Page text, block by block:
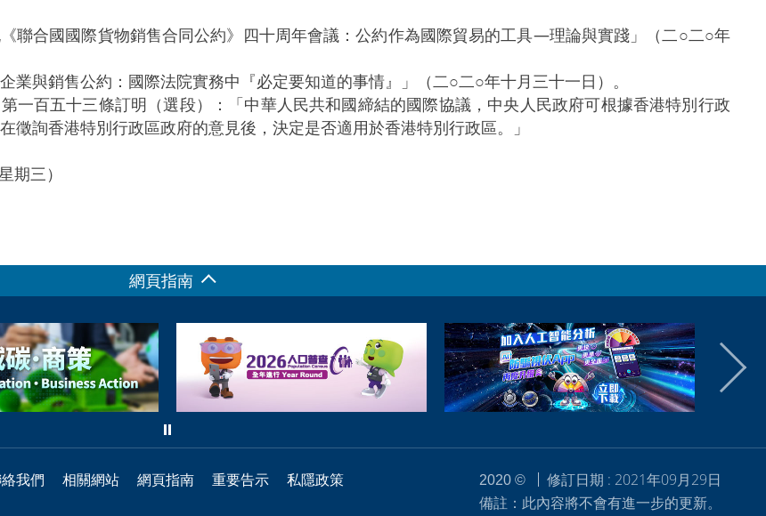
聯合國國際貨物銷售合同公約》四十周年會議：公約作為國際貿易的工具—理論與實踐」（二○二○年
業與銷售公約：國際法院實務中『必定要知道的事情』」（二○二○年十月三十一日）。
一百五十三條訂明（選段）：「中華人民共和國締結的國際協議，中央人民政府可根據香港特別行政
徵詢香港特別行政區政府的意見後，決定是否適用於香港特別行政區。」
期三）
網頁指南
我們 相關網站 網頁指南 重要告示 私隱政策 2020 ©
修訂日期 : 2021年09月29日
備註：此內容將不會有進一步的更新。